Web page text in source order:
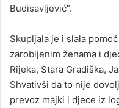
Budisavljević“.
Skupljala je i slala
zarobljenim ženama i
Rijeka, Stara Gradiška,
Shvativši da to nije
prevoz majki i djece iz